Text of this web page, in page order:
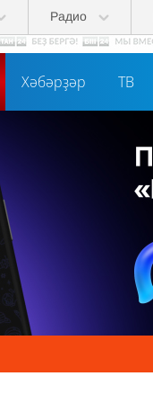
Радио
Хәбәрҙәр ТВ